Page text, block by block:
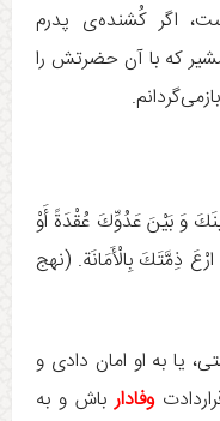
اگر کُشنده‌ی پدرم
که با آن حضرتش را
وَ بَيْنَ‏ عَدُوِّكَ‏ عُقْدَةً أَوْ
ذِمَّتَكَ بِالْأَمَانَة. (نهج
يا به او امان دادى و
وفادارباش و به